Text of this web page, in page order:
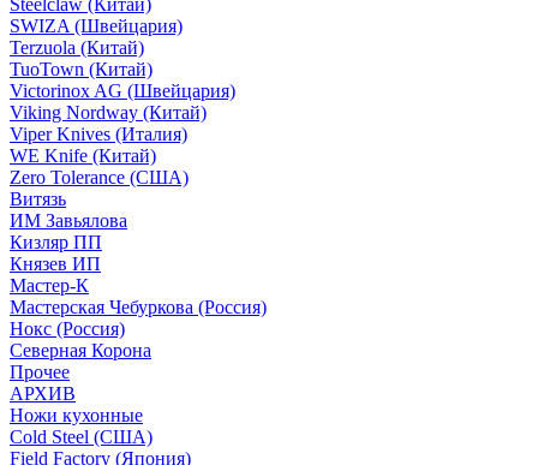
Steelclaw (Китай)
SWIZA (Швейцария)
Terzuola (Китай)
TuoTown (Китай)
Victorinox AG (Швейцария)
Viking Nordway (Китай)
Viper Knives (Италия)
WE Knife (Китай)
Zero Tolerance (США)
Витязь
ИМ Завьялова
Кизляр ПП
Князев ИП
Мастер-К
Мастерская Чебуркова (Россия)
Нокс (Россия)
Северная Корона
Прочее
АРХИВ
Ножи кухонные
Cold Steel (США)
Field Factory (Япония)